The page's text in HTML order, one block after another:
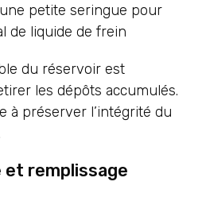
petite seringue pour
de liquide de frein
du réservoir est
les dépôts accumulés.
à préserver l’intégrité du
et remplissage